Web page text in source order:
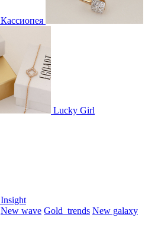
Кассиопея
Lucky Girl
Insight
New wave Gold_trends New galaxy